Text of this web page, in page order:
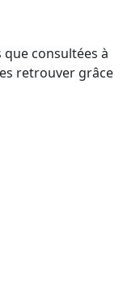
que consultées à
retrouver grâce